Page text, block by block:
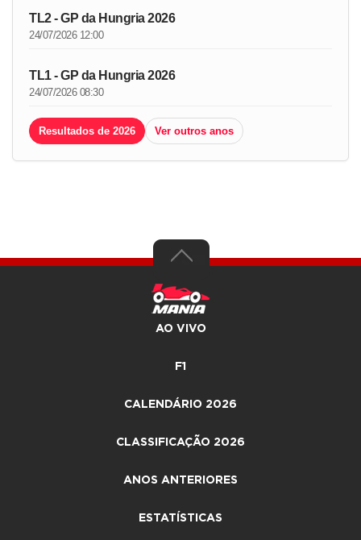
TL2 - GP da Hungria 2026
24/07/2026 12:00
TL1 - GP da Hungria 2026
24/07/2026 08:30
Resultados de 2026 Ver outros anos
AO VIVO
F1
CALENDÁRIO 2026
CLASSIFICAÇÃO 2026
ANOS ANTERIORES
ESTATÍSTICAS